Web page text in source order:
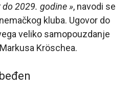
2029. godine », navodi se
kluba. Ugovor do
veliko samopouzdanje
Kröschea.